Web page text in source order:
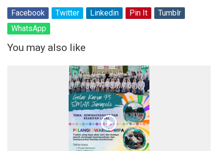
Facebook
Twitter Linkedin Pin It
Tumblr
WhatsApp
You may also like